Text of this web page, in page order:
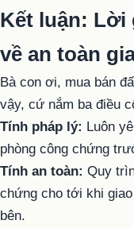
Kết luận: Lời
về an toàn
Bà con ơi, mua bán
vậy, cứ nắm ba điều
Tính pháp lý: Luôn
phòng công chứng
Tính an toàn: Quy
chứng cho tới khi
bên.